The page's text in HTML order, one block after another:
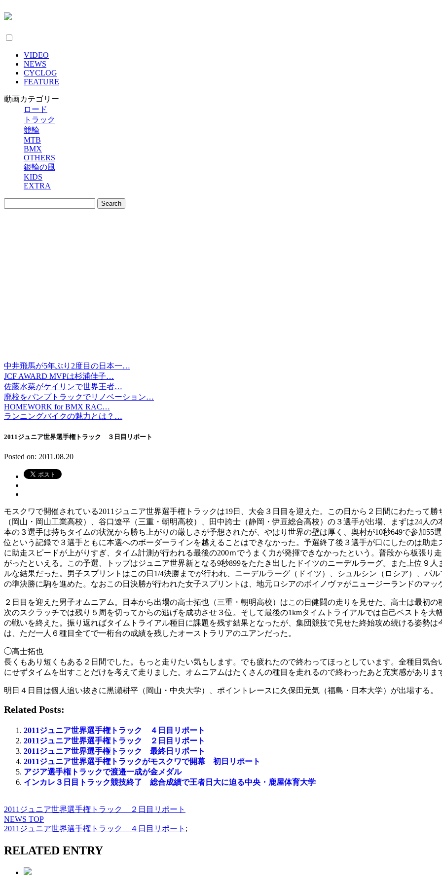
VIDEO
NEWS
CYCLOG
FEATURE
動画カテゴリー
ロード
トラック
競輪
MTB
BMX
OTHERS
銀輪の風
KIDS
EXTRA
中井飛馬が5年ぶり2度目の日本一…
JCF AWARD MVPは杉浦佳子…
佐藤水菜がケイリンで世界王者…
廃校をパンプトラックでリノベーション…
HOMEWORK for BMX RAC…
ランニングバイクの魅力とは？…
2011ジュニア世界選手権トラック ３日目リポート
Posted on: 2011.08.20
モスクワで開催されている2011ジュニア世界選手権トラックは19日、大会３日目を迎えた。この日から２日間にわたって
（岡山・岡山工業高校）、谷口遼平（三重・朝明高校）、田中誇士（静岡・伊豆総合高校）の３選手が出場、まずは24人
本の３選手は持ちタイムの状況から勝ち上がりの厳しさが予想されたが、やはり世界の壁は厚く、奥村が10秒649で参加55
位という記録で３選手ともに本選へのボーダーラインを越えることはできなかった。予選終了後３選手が口にしたのは助
に助走スピードが上がりすぎ、タイム計測が行われる最後の200ｍでうまく力が発揮できなかったという。普段から板張り
がったといえる。この予選、トップはジュニア世界新となる9秒899をたたき出したドイツのニーデルラーグ。また上位９
ルな結果だった。男子スプリントはこの日1/4決勝までが行われ、ニーデルラーグ（ドイツ）、シュルシン（ロシア）、パ
の準決勝に駒を進めた。なおこの日決勝が行われた女子スプリントは、地元ロシアのボイノヴァがニュージーランドのマ
２日目を迎えた男子オムニアム。日本から出場の高士拓也（三重・朝明高校）はこの日健闘の走りを見せた。高士は最初
次のスクラッチでは残り５周を切ってからの逃げを成功させ３位。そして最後の1kmタイムトライアルでは自己ベストを大
の戦いを終えた。振り返ればタイムトライアル種目に課題を残す結果となったが、集団競技で見せた終始攻め続ける姿勢
は、ただ一人６種目全てで一桁台の成績を残したオーストラリアのユアンだった。
◯高士拓也
長くもあり短くもある２日間でした。もっと走りたい気もします。でも疲れたので終わってほっとしています。全種目気
にせずタイムを出すことだけを考えて走りました。オムニアムはたくさんの種目を走れるので終わったあと充実感があり
明日４日目は個人追い抜きに黒瀬耕平（岡山・中央大学）、ポイントレースに久保田元気（福島・日本大学）が出場する。
Related Posts:
2011ジュニア世界選手権トラック ４日目リポート
2011ジュニア世界選手権トラック ２日目リポート
2011ジュニア世界選手権トラック 最終日リポート
2011ジュニア世界選手権トラックがモスクワで開幕 初日リポート
アジア選手権トラックで渡邉一成が金メダル
インカレ３日目トラック競技終了 総合成績で王者日大に迫る中央・鹿屋体育大学
2011ジュニア世界選手権トラック ２日目リポート
NEWS TOP
2011ジュニア世界選手権トラック ４日目リポート ;
RELATED ENTRY